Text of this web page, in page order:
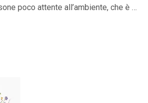
poco attente all’ambiente, che è …